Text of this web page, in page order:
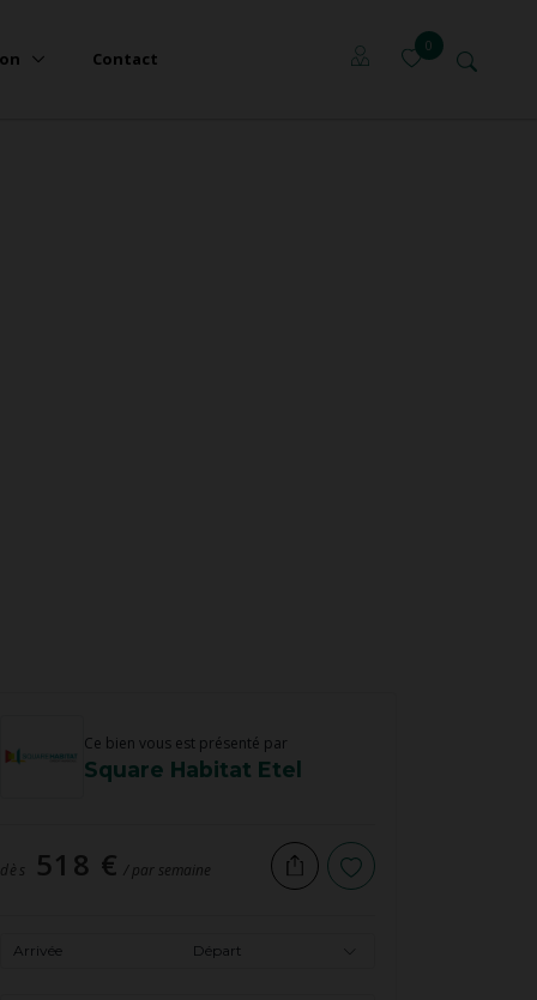
Contact
0
Ce bien vous est présenté par
Square Habitat Etel
dès 518 € / par semaine
Arrivée Départ